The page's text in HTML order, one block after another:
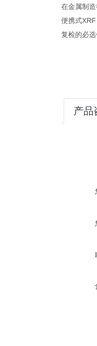
在金属制
便携式
复检的必
产品